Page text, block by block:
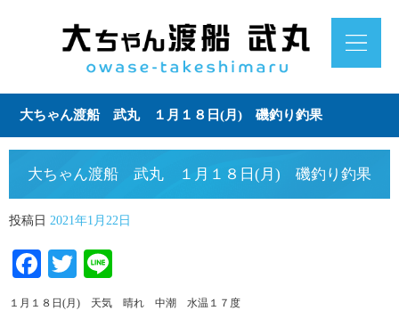
大ちゃん渡船 武丸 １月１８日(月) 磯釣り釣果
大ちゃん渡船 武丸 １月１８日(月) 磯釣り釣果
投稿日 2021年1月22日
Facebook
Twitter
１月１８日(月) 天気 晴れ 中潮 水温１７度